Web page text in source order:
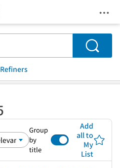
Search
Refiners
Group
by
title
Add
all to
My
List